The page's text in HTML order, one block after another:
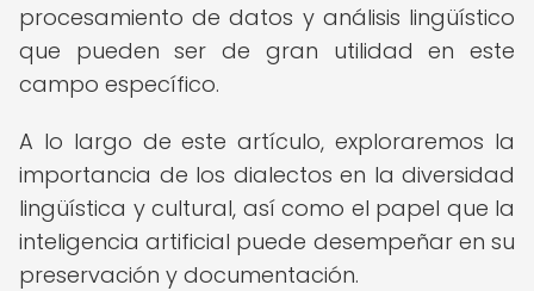
procesamiento de datos y análisis lingüístico
que pueden ser de gran utilidad en este
campo específico.
A lo largo de este artículo, exploraremos la
importancia de los dialectos en la diversidad
lingüística y cultural, así como el papel que la
inteligencia artificial puede desempeñar en su
preservación y documentación.